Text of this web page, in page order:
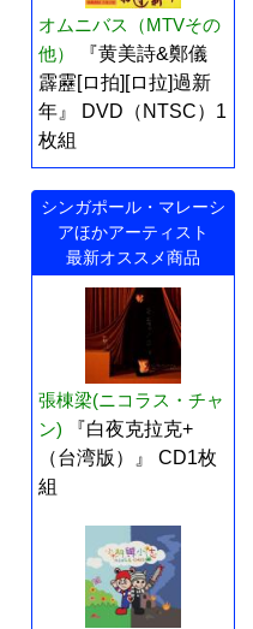
オムニバス（MTVその
他）
『黄美詩&鄭儀
霹靂[ロ拍][ロ拉]過新
年』 DVD（NTSC）1
枚組
シンガポール・マレーシ
アほかアーティスト
最新オススメ商品
張棟梁(ニコラス・チャ
ン)
『白夜克拉克+
（台湾版）』 CD1枚
組